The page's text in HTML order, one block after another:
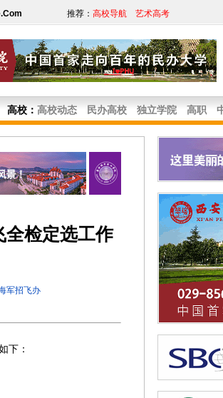
推荐： 高校导航 艺术高考
高校： 高校动态 民办高校 独立学院 高职
全检定选工作
军招飞办
下：